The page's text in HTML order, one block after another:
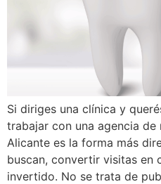
Si diriges una clínica y
trabajar con una agencia
Alicante es la forma más
buscan, convertir visitas en
invertido. No se trata de